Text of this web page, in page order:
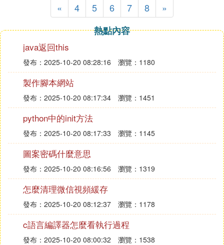
« 4 5 6 7 8
»
熱點內容
java返回this
發布：2025-10-20 08:28:16 瀏覽：1180
製作腳本網站
發布：2025-10-20 08:17:34 瀏覽：1451
python中的init方法
發布：2025-10-20 08:17:33 瀏覽：1145
圖案密碼什麼意思
發布：2025-10-20 08:16:56 瀏覽：1319
怎麼清理微信視頻緩存
發布：2025-10-20 08:12:37 瀏覽：1178
c語言編譯器怎麼看執行過程
發布：2025-10-20 08:00:32 瀏覽：1538